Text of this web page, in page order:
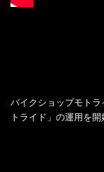
バイクショップモトラ
トライド」の運用を